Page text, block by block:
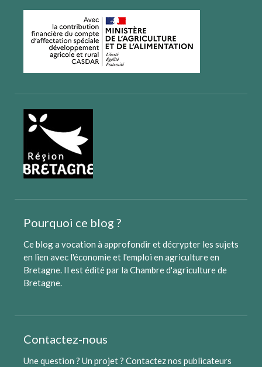
Pourquoi ce blog ?
Ce blog a vocation à approfondir et décrypter les sujets
en lien avec l'économie et l'emploi en agriculture en
Bretagne. Il est édité par la Chambre d'agriculture de
Bretagne.
Contactez-nous
Une question ? Un projet ? Contactez nos publicateurs